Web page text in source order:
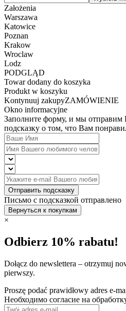
Założenia
Warszawa
Katowice
Poznan
Krakow
Wroclaw
Lodz
PODGLĄD
Towar dodany do koszyka
Produkt w koszyku
Kontynuuj zakupyZAMÓWIENIE
Okno informacyjne
Заполните форму, и мы
подсказку о том, что Вам
Отправить подсказку
Письмо с подсказкой отправлено
Вернуться к покупкам
×
Odbierz 10% rabatu!
Dołącz do newslettera – otrzymuj
pierwszy.
Proszę podać prawidłowy adres e-
Необходимо согласие на